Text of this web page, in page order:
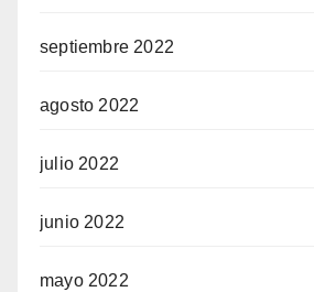
septiembre 2022
agosto 2022
julio 2022
junio 2022
mayo 2022